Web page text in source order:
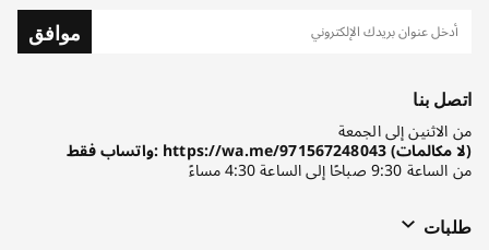
موافق
اتصل بنا
من الاثنين إلى الجمعة
واتساب فقط: https://wa.me/971567248043 (لا مكالمات)
من الساعة 9:30 صباحًا إلى الساعة 4:30 مساءً
طلبات